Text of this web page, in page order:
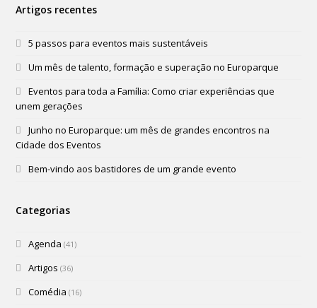
Artigos recentes
5 passos para eventos mais sustentáveis
Um mês de talento, formação e superação no Europarque
Eventos para toda a Família: Como criar experiências que
unem gerações
Junho no Europarque: um mês de grandes encontros na
Cidade dos Eventos
Bem-vindo aos bastidores de um grande evento
Categorias
Agenda (41)
Artigos (36)
Comédia (16)